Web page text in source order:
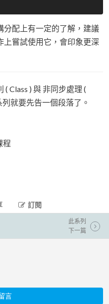
分配上有一定的了解，建議
上嘗試使用它，會印象更深
Class ) 與 非同步處理 (
就要先告一個段落了。
程
訂閱
此系列
下一篇
言